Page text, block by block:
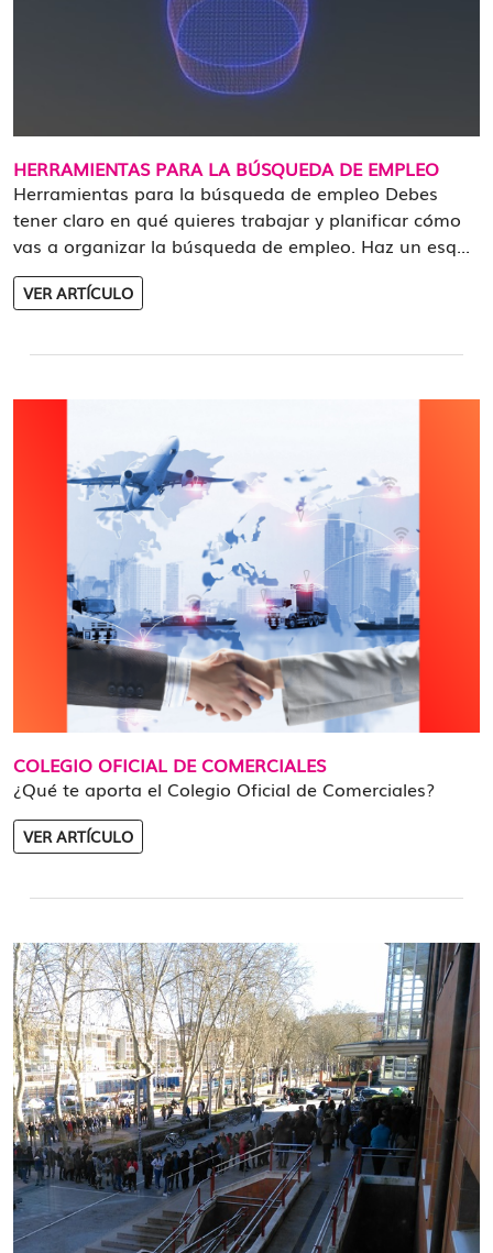
HERRAMIENTAS PARA LA BÚSQUEDA DE EMPLEO
Herramientas para la búsqueda de empleo Debes
tener claro en qué quieres trabajar y planificar cómo
vas a organizar la búsqueda de empleo. Haz un esq...
VER ARTÍCULO
COLEGIO OFICIAL DE COMERCIALES
¿Qué te aporta el Colegio Oficial de Comerciales?
VER ARTÍCULO